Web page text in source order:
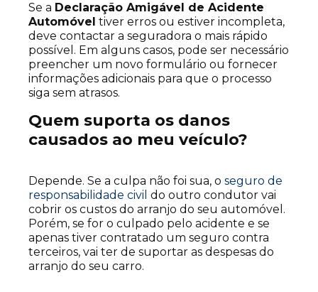
Se a Declaração Amigável de Acidente
Automóvel tiver erros ou estiver incompleta,
deve contactar a seguradora o mais rápido
possível. Em alguns casos, pode ser necessário
preencher um novo formulário ou fornecer
informações adicionais para que o processo
siga sem atrasos.
Quem suporta os danos
causados ao meu veículo?
Depende. Se a culpa não foi sua, o seguro de
responsabilidade civil do outro condutor vai
cobrir os custos do arranjo do seu automóvel.
Porém, se for o culpado pelo acidente e se
apenas tiver contratado um seguro contra
terceiros, vai ter de suportar as despesas do
arranjo do seu carro.